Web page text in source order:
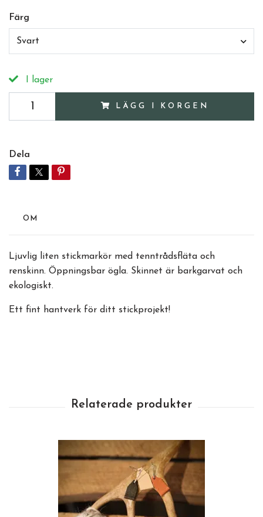
Färg
Svart
I lager
LÄGG I KORGEN
Dela
OM
Ljuvlig liten stickmarkör med tenntrådsfläta och
renskinn. Öppningsbar ögla. Skinnet är barkgarvat och
ekologiskt.
Ett fint hantverk för ditt stickprojekt!